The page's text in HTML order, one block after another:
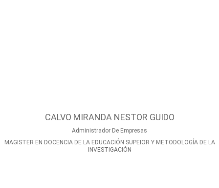
CALVO MIRANDA NESTOR GUIDO
Administrador De Empresas
MAGISTER EN DOCENCIA DE LA EDUCACIÓN SUPEIOR Y METODOLOGÍA DE LA
INVESTIGACIÓN